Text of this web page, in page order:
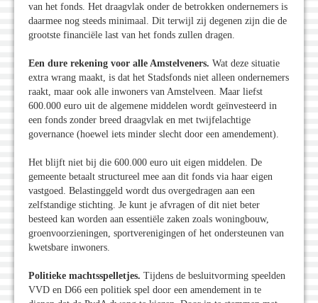
van het fonds. Het draagvlak onder de betrokken ondernemers is
daarmee nog steeds minimaal. Dit terwijl zij degenen zijn die de
grootste financiële last van het fonds zullen dragen.
Een dure rekening voor alle Amstelveners. Wat deze situatie
extra wrang maakt, is dat het Stadsfonds niet alleen ondernemers
raakt, maar ook alle inwoners van Amstelveen. Maar liefst
600.000 euro uit de algemene middelen wordt geïnvesteerd in
een fonds zonder breed draagvlak en met twijfelachtige
governance (hoewel iets minder slecht door een amendement).
Het blijft niet bij die 600.000 euro uit eigen middelen. De
gemeente betaalt structureel mee aan dit fonds via haar eigen
vastgoed. Belastinggeld wordt dus overgedragen aan een
zelfstandige stichting. Je kunt je afvragen of dit niet beter
besteed kan worden aan essentiële zaken zoals woningbouw,
groenvoorzieningen, sportverenigingen of het ondersteunen van
kwetsbare inwoners.
Politieke machtsspelletjes. Tijdens de besluitvorming speelden
VVD en D66 een politiek spel door een amendement in te